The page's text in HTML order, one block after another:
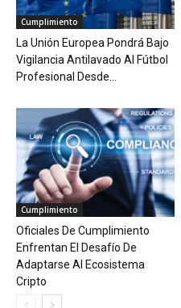
Cumplimiento
La Unión Europea Pondrá Bajo
Vigilancia Antilavado Al Fútbol
Profesional Desde...
Cumplimiento
Oficiales De Cumplimiento
Enfrentan El Desafío De
Adaptarse Al Ecosistema
Cripto